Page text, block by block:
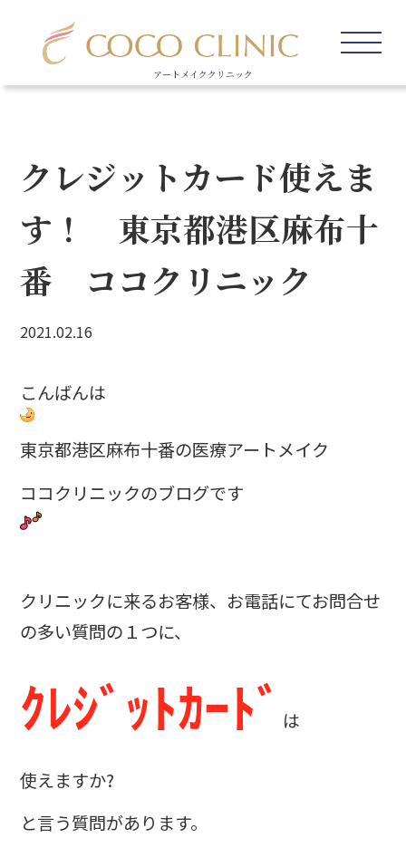
アートメイククリニック
クレジットカード使えま
す！ 東京都港区麻布十
番 ココクリニック
2021.02.16
こんばんは
東京都港区麻布十番の医療アートメイク
ココクリニックのブログです
クリニックに来るお客様、お電話にてお問合せ
の多い質問の１つに、
ｸﾚｼﾞｯﾄｶｰﾄﾞ は
使えますか?
と言う質問があります。